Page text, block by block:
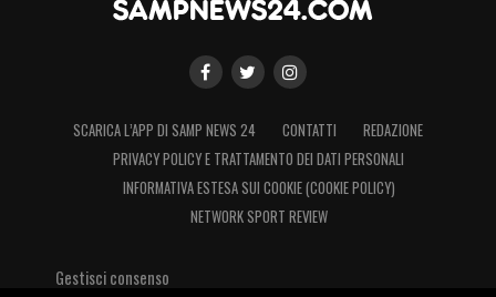
SCARICA L’APP DI SAMP NEWS 24 CONTATTI
REDAZIONE
PRIVACY POLICY E TRATTAMENTO DEI DATI PERSONALI
INFORMATIVA ESTESA SUI COOKIE (COOKIE POLICY)
NETWORK SPORT REVIEW
Gestisci consenso